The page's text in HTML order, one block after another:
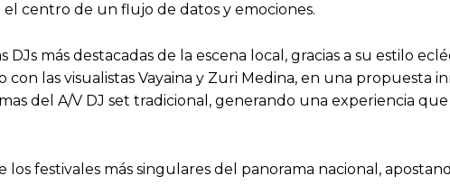
centro de un flujo de datos y emociones.
más destacadas de la escena local, gracias a su estilo
con las visualistas Vayaina y Zuri Medina, en una propuesta
del A/V DJ set tradicional, generando una experiencia
festivales más singulares del panorama nacional,